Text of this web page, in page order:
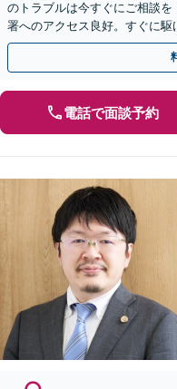
のトラブルは今すぐにご相談
署へのアクセス良好。すぐに
サポートもお任せ【夜間・土日
電話で面談予約